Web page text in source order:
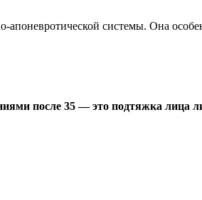
системы. Она
после 35 — это подтяжка лица